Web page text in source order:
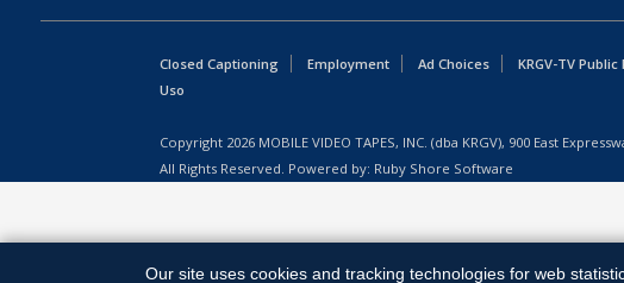
Closed Captioning Employment Ad Choices KRGV-TV Public
Uso
Copyright 2026 MOBILE VIDEO TAPES, INC. (dba KRGV), 900 East
All Rights Reserved. Powered by: Ruby Shore Software
Our site uses cookies and tracking technologies for web